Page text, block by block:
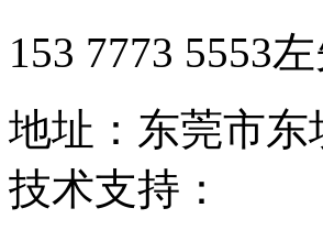
153 7773 5553
地址：东莞市
技术支持：